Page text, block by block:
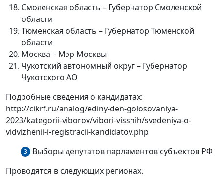
Смоленская область – Губернатор Смоленской
области
Тюменская область – Губернатор Тюменской
области
Москва – Мэр Москвы
Чукотский автономный округ – Губернатор
Чукотского АО
Подробные сведения о кандидатах:
http://cikrf.ru/analog/ediny-den-golosovaniya-
2023/kategorii-viborov/vibori-visshih/svedeniya-o-
vidvizhenii-i-registracii-kandidatov.php
3
Выборы депутатов парламентов субъектов РФ
Проводятся в следующих регионах.